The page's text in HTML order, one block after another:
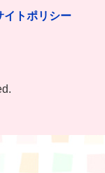
イトポリシー